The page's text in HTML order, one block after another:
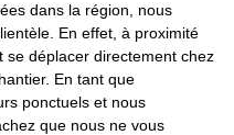
dans la région, nous
En effet, à proximité
se déplacer directement chez
En tant que
ponctuels et nous
que nous ne vous